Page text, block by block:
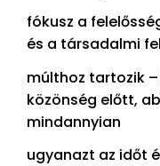
fókusz a
és a társadalmi
múlthoz tartozik
közönség előtt,
mindannyian
ugyanazt az időt